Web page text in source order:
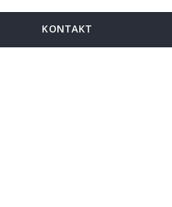
KONTAKT